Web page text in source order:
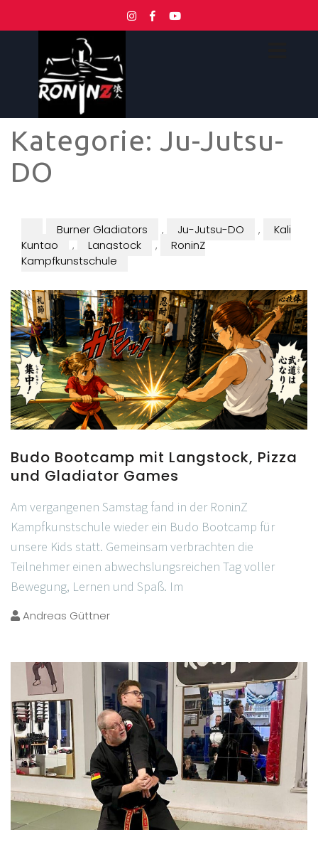
Kategorie: Ju-Jutsu-
DO
Burner Gladiators , Ju-Jutsu-DO ,
Kali
Kuntao
, Langstock ,
RoninZ
Kampfkunstschule
Budo Bootcamp mit Langstock, Pizza
und Gladiator Games
Am vergangenen Samstag fand in der RoninZ
Kampfkunstschule wieder ein Budo Bootcamp für
unsere Kids statt. Gemeinsam verbrachten die
Teilnehmer einen abwechslungsreichen Tag voller
Bewegung, Lernen und Spaß. Im
Andreas Güttner